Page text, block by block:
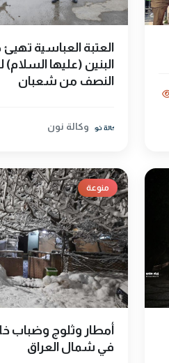
العتبة العباسية
البنين (عليها
النصف من شعبان
وكالة نون
منوعة
أمطار وثلوج وضباب
في شمال العراق